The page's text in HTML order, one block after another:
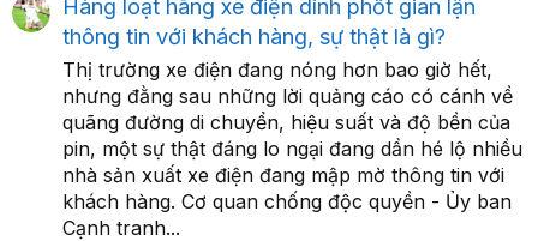
Hàng loạt hãng xe điện dính phốt gian lận
thông tin với khách hàng, sự thật là gì?
Thị trường xe điện đang nóng hơn bao giờ hết,
nhưng đằng sau những lời quảng cáo có cánh về
quãng đường di chuyển, hiệu suất và độ bền của
pin, một sự thật đáng lo ngại đang dần hé lộ nhiều
nhà sản xuất xe điện đang mập mờ thông tin với
khách hàng. Cơ quan chống độc quyền - Ủy ban
Cạnh tranh...